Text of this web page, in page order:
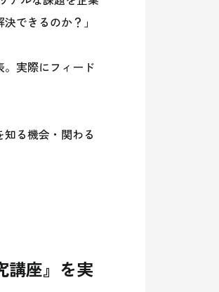
できるのか？」
実際にフィード
る機会・関わる
講座』を実